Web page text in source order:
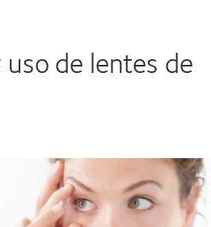
de lentes de